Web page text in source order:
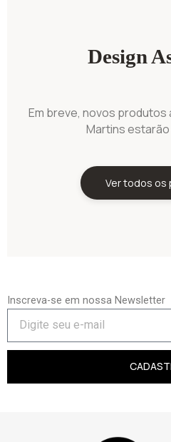
Design
Em breve, novos
Martins
Ver todos os
Inscreva-se em nossa Newsletter